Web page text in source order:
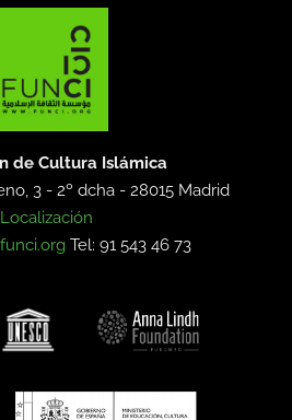
de Cultura Islámica
3 - 2º dcha -28015 Madrid
Localización
Tel: 91 543 46 73